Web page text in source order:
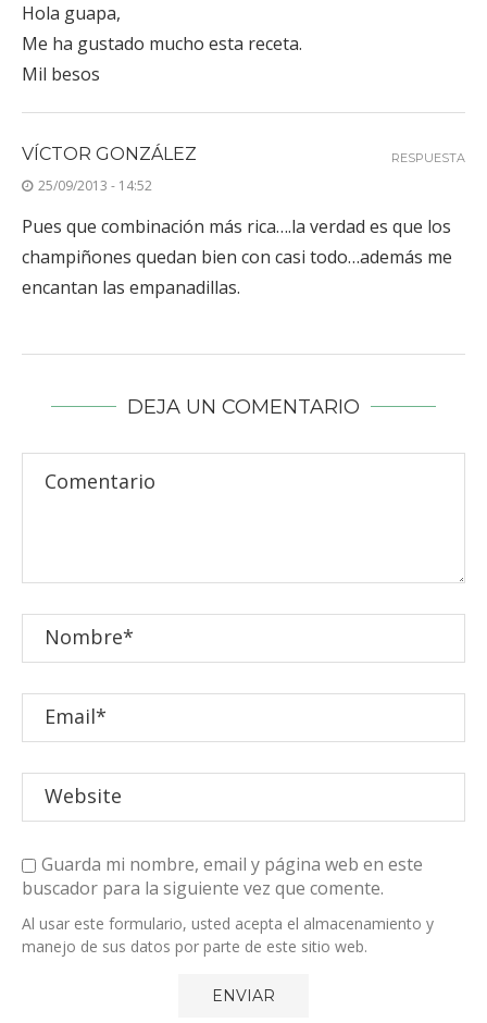
Hola guapa,
Me ha gustado mucho esta receta.
Mil besos
VÍCTOR GONZÁLEZ
25/09/2013 - 14:52
Pues que combinación más rica….la verdad es que los
champiñones quedan bien con casi todo…además me
encantan las empanadillas.
RESPUESTA
DEJA UN COMENTARIO
Guarda mi nombre, email y página web en este
buscador para la siguiente vez que comente.
Al usar este formulario, usted acepta el almacenamiento y
manejo de sus datos por parte de este sitio web.